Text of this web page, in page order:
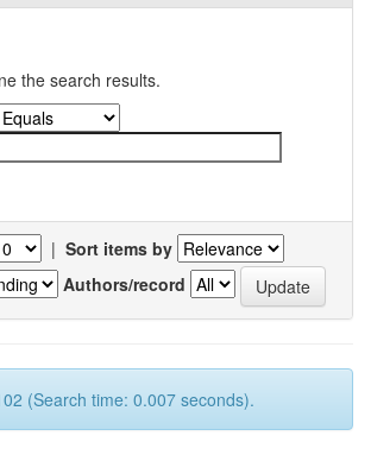
the search results.
| Sort items by
Authors/record
(Search time: 0.007 seconds).